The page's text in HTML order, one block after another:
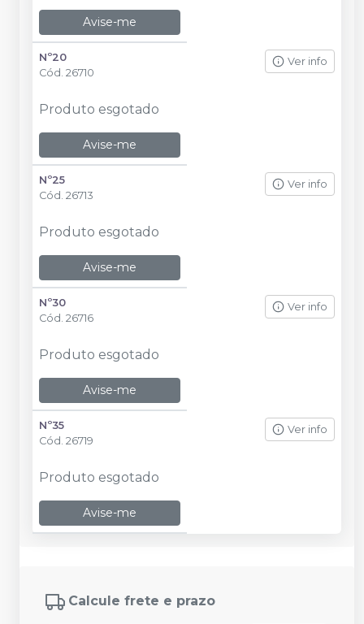
Avise-me
Nº20
Cód. 26710
Ver info
Produto esgotado
Avise-me
Nº25
Cód. 26713
Ver info
Produto esgotado
Avise-me
Nº30
Cód. 26716
Ver info
Produto esgotado
Avise-me
Nº35
Cód. 26719
Ver info
Produto esgotado
Avise-me
Calcule frete e prazo